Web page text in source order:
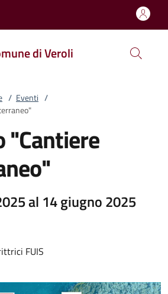
di Veroli
/ Eventi /
"Cantiere
al 14 giugno 2025
FUIS